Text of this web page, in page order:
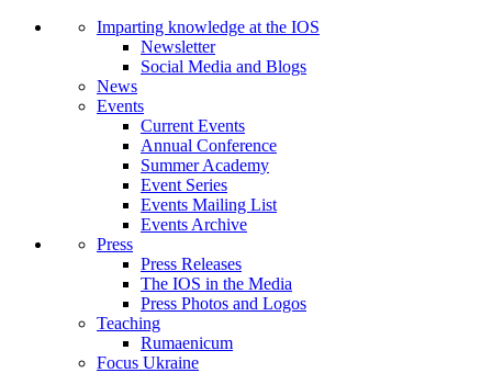
Imparting knowledge at the IOS
Newsletter
Social Media and Blogs
News
Events
Current Events
Annual Conference
Summer Academy
Event Series
Events Mailing List
Events Archive
Press
Press Releases
The IOS in the Media
Press Photos and Logos
Teaching
Rumaenicum
Focus Ukraine